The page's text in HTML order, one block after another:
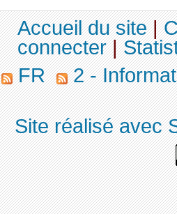
Accueil du site|
connecter|
FR
2 -
Site réalisé avec